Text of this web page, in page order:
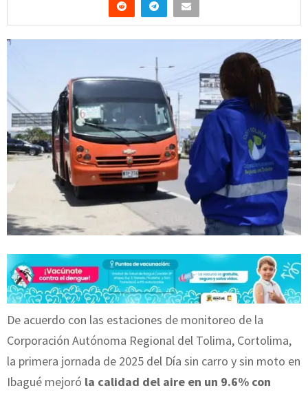
De acuerdo con las estaciones de monitoreo de la
Corporación Autónoma Regional del Tolima, Cortolima,
la primera jornada de 2025 del Día sin carro y sin moto en
Ibagué mejoró la calidad del aire en un 9.6% con